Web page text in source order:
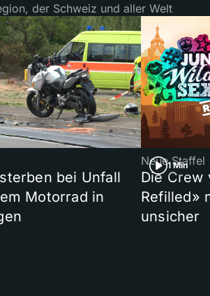
der Schweiz und aller Welt
bei Unfall
Motorrad in
1 Min
Neue Staffel
Die Crew
Refilled»
unsicher